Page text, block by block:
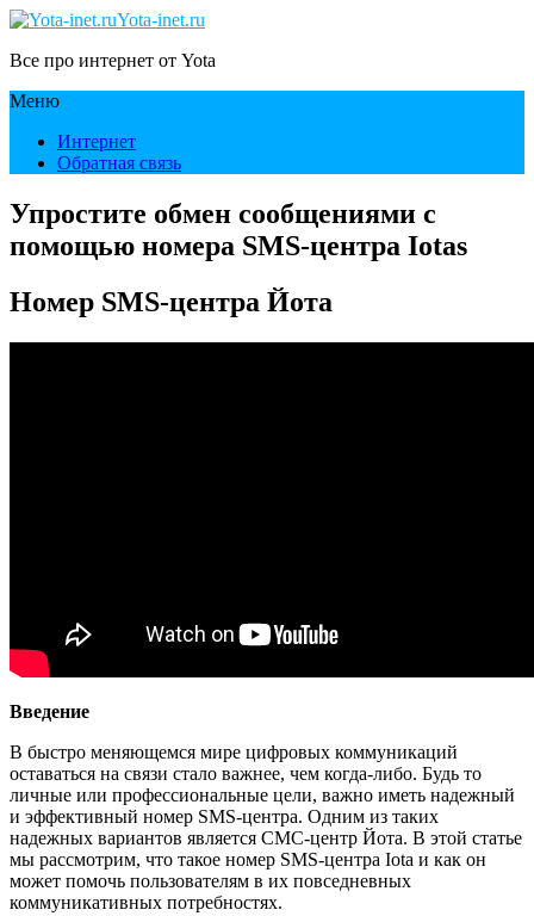
Yota-inet.ru
Все про интернет от Yota
Меню
Интернет
Обратная связь
Упростите обмен сообщениями с
помощью номера SMS-центра Iotas
Номер SMS-центра Йота
Введение
В быстро меняющемся мире цифровых коммуникаций
оставаться на связи стало важнее, чем когда-либо. Будь то
личные или профессиональные цели, важно иметь надежный
и эффективный номер SMS-центра. Одним из таких
надежных вариантов является СМС-центр Йота. В этой статье
мы рассмотрим, что такое номер SMS-центра Iota и как он
может помочь пользователям в их повседневных
коммуникативных потребностях.